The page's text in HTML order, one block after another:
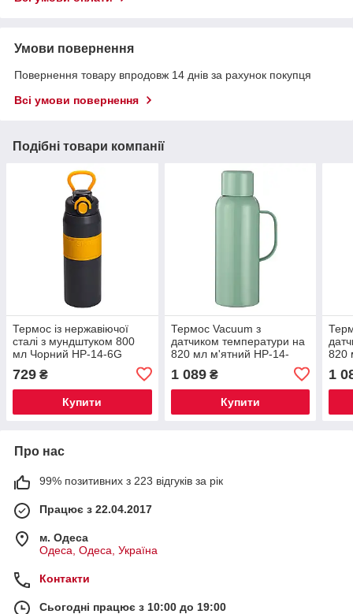
Умови повернення
Повернення товару впродовж 14 днів за рахунок покупця
Всі умови повернення
Подібні товари компанії
Термос із нержавіючої
сталі з мундштуком 800
мл Чорний HP-14-6G
729 ₴
Купити
Термос Vacuum з
датчиком температури на
820 мл м'ятний HP-14-
1 089₴
Купити
820
1
Про нас
99% позитивних з 223 відгуків за рік
Працює з 22.04.2017
м. Одеса
Одеса, Одеса, Україна
Контакти
Сьогодні працює з 10:00 до 19:00